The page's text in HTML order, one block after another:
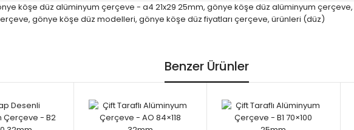
köşe düz alüminyum çerçeve - a4 21x29 25mm, gönye köşe düz alüminyum çerçeve,
, gönye köşe düz modelleri, gönye köşe düz fiyatları çerçeve, ürünleri (düz)
Benzer Ürünler